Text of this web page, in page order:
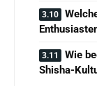
Wie
Shisha-